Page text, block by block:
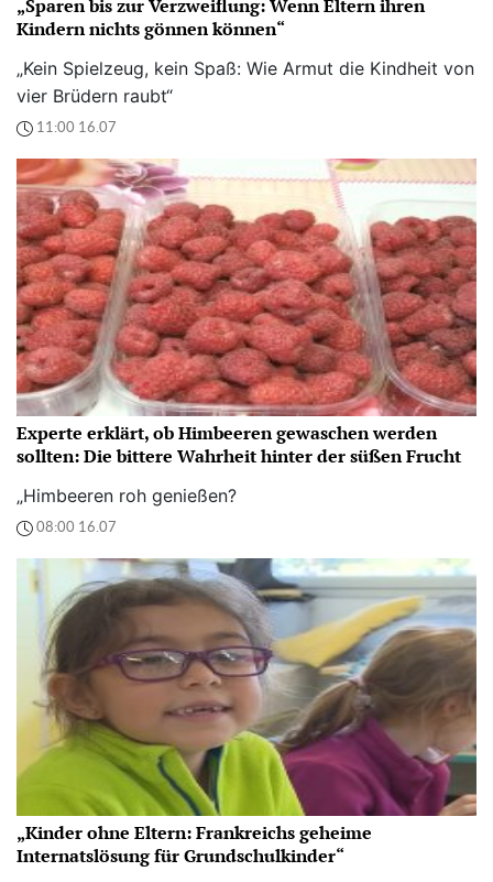
„Sparen bis zur Verzweiflung: Wenn Eltern ihren
Kindern nichts gönnen können“
„Kein Spielzeug, kein Spaß: Wie Armut die Kindheit von
vier Brüdern raubt“
11:00 16.07
Experte erklärt, ob Himbeeren gewaschen werden
sollten: Die bittere Wahrheit hinter der süßen Frucht
„Himbeeren roh genießen?
08:00 16.07
„Kinder ohne Eltern: Frankreichs geheime
Internatslösung für Grundschulkinder“